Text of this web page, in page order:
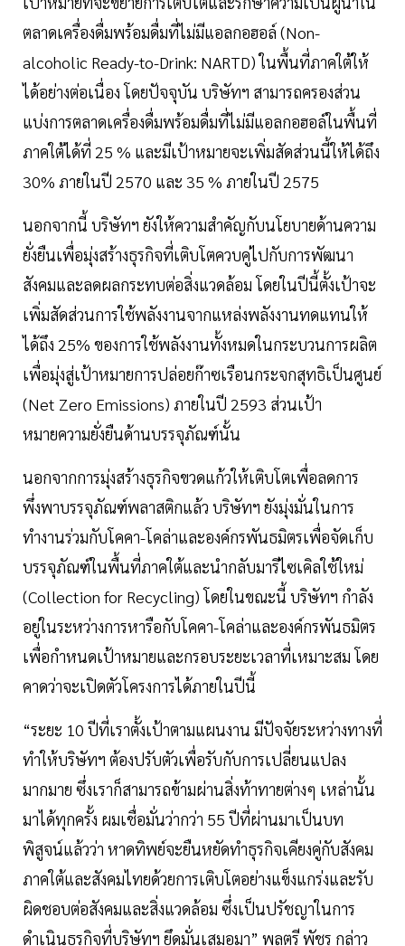
ตลาดเครื่องดื่มพร้อมดื่มที่ไม่มีแอลกอฮอล์ (Non-
alcoholic Ready-to-Drink: NARTD) ในพื้นที่ภาคใต้ให้
ได้อย่างต่อเนื่อง โดยปัจจุบัน บริษัทฯ สามารถครองส่วน
แบ่งการตลาดเครื่องดื่มพร้อมดื่มที่ไม่มีแอลกอฮอล์ในพื้นที่
ภาคใต้ได้ที่ 25 % และมีเป้าหมายจะเพิ่มสัดส่วนนี้ให้ได้ถึง
30% ภายในปี 2570 และ 35 % ภายในปี 2575
นอกจากนี้ บริษัทฯ ยังให้ความสำคัญกับนโยบายด้านความ
ยั่งยืนเพื่อมุ่งสร้างธุรกิจที่เติบโตควบคู่ไปกับการพัฒนา
สังคมและลดผลกระทบต่อสิ่งแวดล้อม โดยในปีนี้ตั้งเป้าจะ
เพิ่มสัดส่วนการใช้พลังงานจากแหล่งพลังงานทดแทนให้
ได้ถึง 25% ของการใช้พลังงานทั้งหมดในกระบวนการผลิต
เพื่อมุ่งสู่เป้าหมายการปล่อยก๊าซเรือนกระจกสุทธิเป็นศูนย์
(Net Zero Emissions) ภายในปี 2593 ส่วนเป้า
หมายความยั่งยืนด้านบรรจุภัณฑ์นั้น
นอกจากการมุ่งสร้างธุรกิจขวดแก้วให้เติบโตเพื่อลดการ
พึ่งพาบรรจุภัณฑ์พลาสติกแล้ว บริษัทฯ ยังมุ่งมั่นในการ
ทำงานร่วมกับโคคา-โคล่าและองค์กรพันธมิตรเพื่อจัดเก็บ
บรรจุภัณฑ์ในพื้นที่ภาคใต้และนำกลับมารีไซเคิลใช้ใหม่
(Collection for Recycling) โดยในขณะนี้ บริษัทฯ กำลัง
อยู่ในระหว่างการหารือกับโคคา-โคล่าและองค์กรพันธมิตร
เพื่อกำหนดเป้าหมายและกรอบระยะเวลาที่เหมาะสม โดย
คาดว่าจะเปิดตัวโครงการได้ภายในปีนี้
“ระยะ 10 ปีที่เราตั้งเป้าตามแผนงาน มีปัจจัยระหว่างทางที่
ทำให้บริษัทฯ ต้องปรับตัวเพื่อรับกับการเปลี่ยนแปลง
มากมาย ซึ่งเราก็สามารถข้ามผ่านสิ่งท้าทายต่างๆ เหล่านั้น
มาได้ทุกครั้ง ผมเชื่อมั่นว่ากว่า 55 ปีที่ผ่านมาเป็นบท
พิสูจน์แล้วว่า หาดทิพย์จะยืนหยัดทำธุรกิจเคียงคู่กับสังคม
ภาคใต้และสังคมไทยด้วยการเติบโตอย่างแข็งแกร่งและรับ
ผิดชอบต่อสังคมและสิ่งแวดล้อม ซึ่งเป็นปรัชญาในการ
ดำเนินธุรกิจที่บริษัทฯ ยึดมั่นเสมอมา” พลตรี พัชร กล่าว